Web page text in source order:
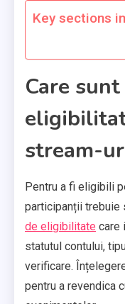
Key sections
Care
stream-
Pentru a fi eligibili
participanții
de eligibilitate care
statutul contului,
verificare.
pentru a revendica